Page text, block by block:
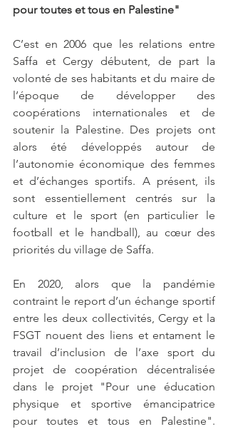
pour toutes et tous en Palestine"
C’est en 2006 que les relations entre
Saffa et Cergy débutent, de part la
volonté de ses habitants et du maire de
l’époque de développer des
coopérations internationales et de
soutenir la Palestine. Des projets ont
alors été développés autour de
l’autonomie économique des femmes
et d’échanges sportifs. A présent, ils
sont essentiellement centrés sur la
culture et le sport (en particulier le
football et le handball), au cœur des
priorités du village de Saffa.
En 2020, alors que la pandémie
contraint le report d’un échange sportif
entre les deux collectivités, Cergy et la
FSGT nouent des liens et entament le
travail d’inclusion de l’axe sport du
projet de coopération décentralisée
dans le projet "Pour une éducation
physique et sportive émancipatrice
pour toutes et tous en Palestine".